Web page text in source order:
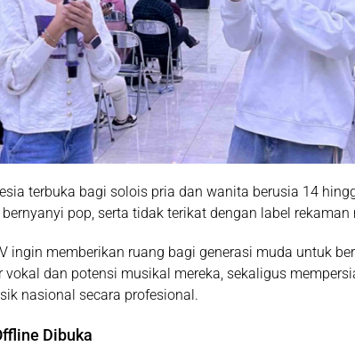
terbuka bagi solois pria dan wanita berusia 14
pop, serta tidak terikat dengan label rekaman
ingin memberikan ruang bagi generasi muda untuk
vokal dan potensi musikal mereka, sekaligus
nasional secara profesional.
Dibuka